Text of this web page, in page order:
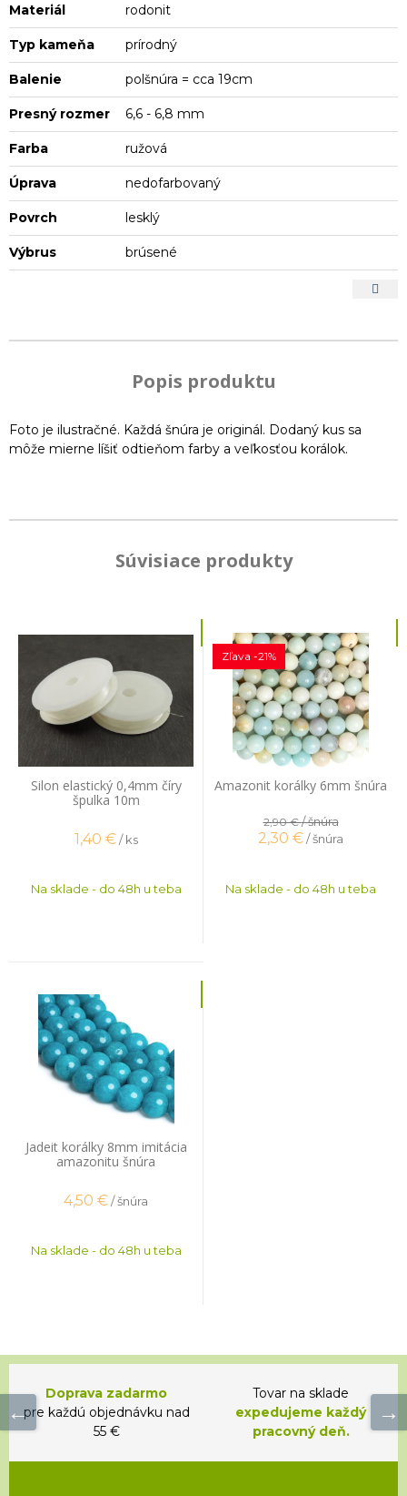
Materiál rodonit
Typ kameňa prírodný
Balenie polšnúra = cca 19cm
Presný rozmer 6,6 - 6,8 mm
Farba ružová
Úprava nedofarbovaný
Povrch lesklý
Výbrus brúsené
Popis produktu
Foto je ilustračné. Každá šnúra je originál. Dodaný kus sa
môže mierne líšiť odtieňom farby a veľkosťou korálok.
Súvisiace produkty
Silon elastický 0,4mm číry
špulka 10m
1,40 € / ks
Na sklade - do 48h u teba
Amazonit korálky 6mm šnúra
Zľava -21%
2,90 €/ šnúra
2,30 €/ šnúra
Na sklade - do 48h u teba
Jadeit korálky 8mm imitácia
amazonitu šnúra
4,50 €/ šnúra
Na sklade - do 48h u teba
Doprava zadarmo
pre každú objednávku nad
55 €
Tovar na sklade
expedujeme každý
pracovný deň.